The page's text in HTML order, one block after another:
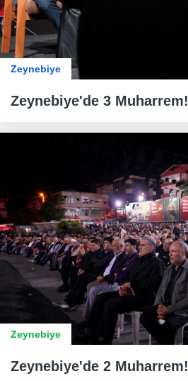
Zeynebiye
Zeynebiye'de 3 Muharrem!
Zeynebiye
Zeynebiye'de 2 Muharrem!